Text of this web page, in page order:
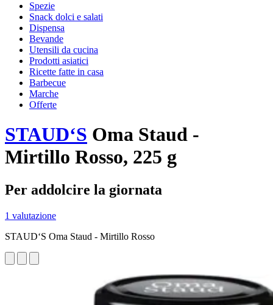
Spezie
Snack dolci e salati
Dispensa
Bevande
Utensili da cucina
Prodotti asiatici
Ricette fatte in casa
Barbecue
Marche
Offerte
STAUD‘S Oma Staud -
Mirtillo Rosso, 225 g
Per addolcire la giornata
1 valutazione
STAUD‘S Oma Staud - Mirtillo Rosso